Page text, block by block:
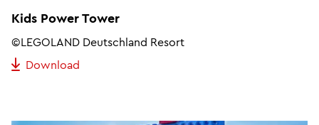
Kids Power Tower
©LEGOLAND Deutschland Resort
Download